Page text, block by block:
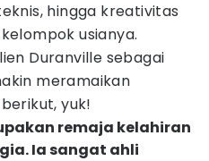
hingga kreativitas
usianya.
Duranville sebagai
meramaikan
yuk!
remaja kelahiran
Ia sangat ahli